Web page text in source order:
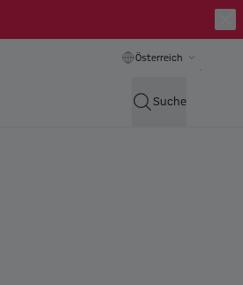
Österreich
Suche